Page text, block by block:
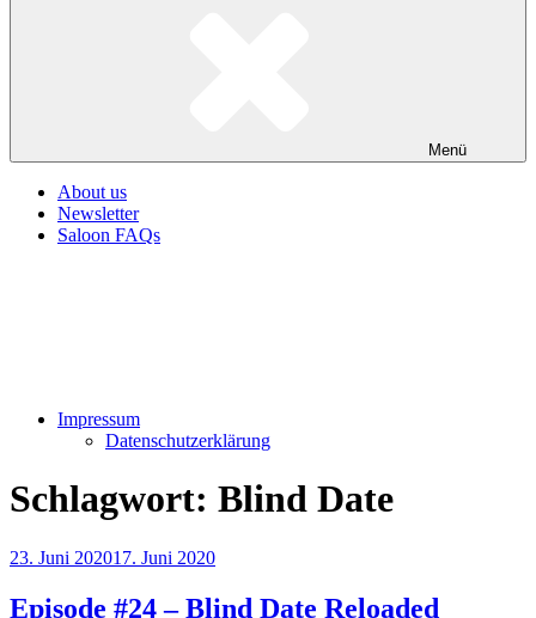
Menü
About us
Newsletter
Saloon FAQs
Impressum
Datenschutzerklärung
Schlagwort: Blind Date
Veröffentlicht
23. Juni 202017. Juni 2020
Episode #24 – Blind Date Reloaded